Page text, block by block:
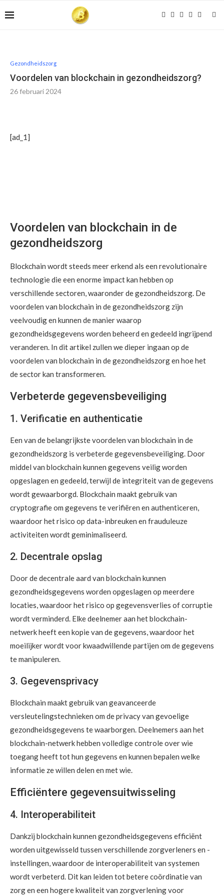
Gezondheidszorg
Voordelen van blockchain in gezondheidszorg?
26 februari 2024
[ad_1]
Voordelen van blockchain in de
gezondheidszorg
Blockchain wordt steeds meer erkend als een revolutionaire
technologie die een enorme impact kan hebben op
verschillende sectoren, waaronder de gezondheidszorg. De
voordelen van blockchain in de gezondheidszorg zijn
veelvoudig en kunnen de manier waarop
gezondheidsgegevens worden beheerd en gedeeld ingrijpend
veranderen. In dit artikel zullen we dieper ingaan op de
voordelen van blockchain in de gezondheidszorg en hoe het
de sector kan transformeren.
Verbeterde gegevensbeveiliging
1. Verificatie en authenticatie
Een van de belangrijkste voordelen van blockchain in de
gezondheidszorg is verbeterde gegevensbeveiliging. Door
middel van blockchain kunnen gegevens veilig worden
opgeslagen en gedeeld, terwijl de integriteit van de gegevens
wordt gewaarborgd. Blockchain maakt gebruik van
cryptografie om gegevens te verifiëren en authenticeren,
waardoor het risico op data-inbreuken en frauduleuze
activiteiten wordt geminimaliseerd.
2. Decentrale opslag
Door de decentrale aard van blockchain kunnen
gezondheidsgegevens worden opgeslagen op meerdere
locaties, waardoor het risico op gegevensverlies of corruptie
wordt verminderd. Elke deelnemer aan het blockchain-
netwerk heeft een kopie van de gegevens, waardoor het
moeilijker wordt voor kwaadwillende partijen om de gegevens
te manipuleren.
3. Gegevensprivacy
Blockchain maakt gebruik van geavanceerde
versleutelingstechnieken om de privacy van gevoelige
gezondheidsgegevens te waarborgen. Deelnemers aan het
blockchain-netwerk hebben volledige controle over wie
toegang heeft tot hun gegevens en kunnen bepalen welke
informatie ze willen delen en met wie.
Efficiëntere gegevensuitwisseling
4. Interoperabiliteit
Dankzij blockchain kunnen gezondheidsgegevens efficiënt
worden uitgewisseld tussen verschillende zorgverleners en -
instellingen, waardoor de interoperabiliteit van systemen
wordt verbeterd. Dit kan leiden tot betere coördinatie van
zorg en een hogere kwaliteit van zorgverlening voor